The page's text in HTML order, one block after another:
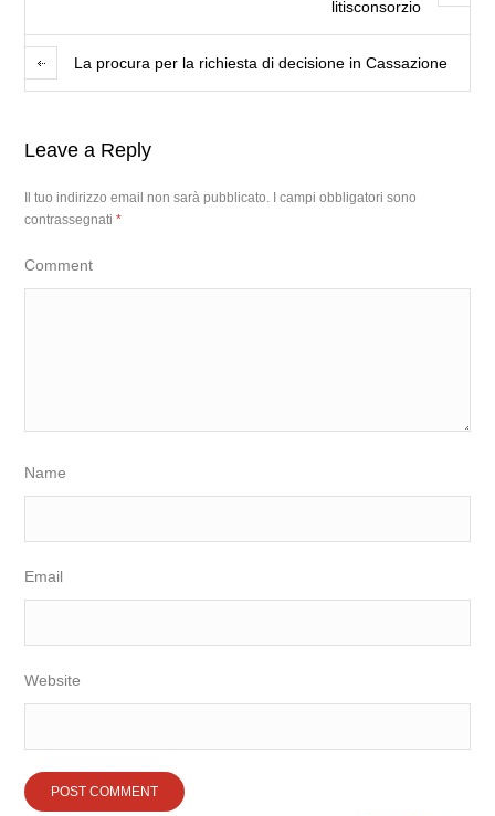
litisconsorzio
La procura per la richiesta di decisione in Cassazione
Leave a Reply
Il tuo indirizzo email non sarà pubblicato.
I campi obbligatori sono
contrassegnati*
Comment
Name
Email
Website